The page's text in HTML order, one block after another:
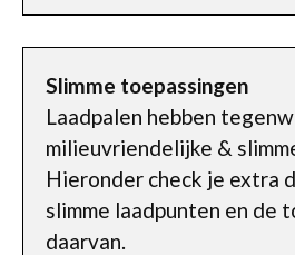
Slimme toepassingen
Laadpalen hebben
milieuvriendelijke &
Hieronder check je extra
slimme laadpunten en de
daarvan.